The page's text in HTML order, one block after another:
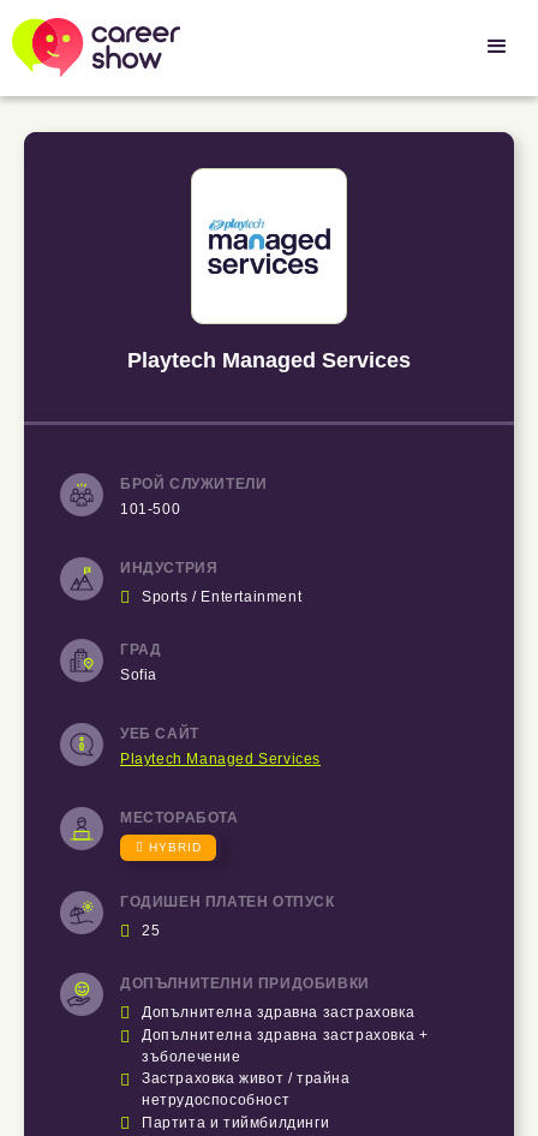
Playtech Managed Services
БРОЙ СЛУЖИТЕЛИ
101-500
ИНДУСТРИЯ
 Sports / Entertainment
ГРАД
Sofia
УЕБ САЙТ
Playtech Managed Services
МЕСТОРАБОТА
 HYBRID
ГОДИШЕН ПЛАТЕН ОТПУСК
 25
ДОПЪЛНИТЕЛНИ ПРИДОБИВКИ
 Допълнителна здравна застраховка

Допълнителна здравна застраховка +
зъболечение

Застраховка живот / трайна
нетрудоспособност
 Партита и тиймбилдинги